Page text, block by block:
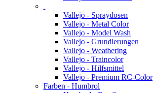
Vallejo - Spraydosen
Vallejo - Metal Color
Vallejo - Model Wash
Vallejo - Grundierungen
Vallejo - Weathering
Vallejo - Traincolor
Vallejo - Hilfsmittel
Vallejo - Premium RC-Color
Farben - Humbrol